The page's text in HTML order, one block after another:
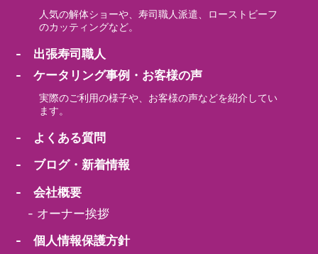
人気の解体ショーや、寿司職人派遣、ローストビーフ
のカッティングなど。
- 出張寿司職人
- ケータリング事例・お客様の声
実際のご利用の様子や、お客様の声などを紹介してい
ます。
- よくある質問
- ブログ・新着情報
- 会社概要
- オーナー挨拶
- 個人情報保護方針